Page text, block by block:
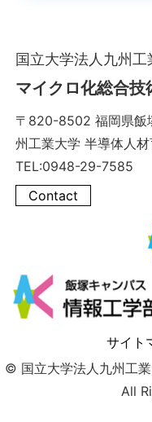
国立大学法人九州工
マイクロ化総合技
〒820-8502 福岡県飯
州工業大学 半導体人
TEL:0948-29-7585
Contact
サイト
© 国立大学法人九州工
All